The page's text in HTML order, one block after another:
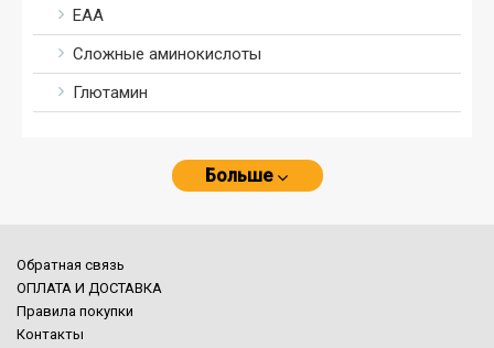
ЕАА
Сложные аминокислоты
Глютамин
Больше
Обратная связь
ОПЛАТА И ДОСТАВКА
Правила покупки
Контакты